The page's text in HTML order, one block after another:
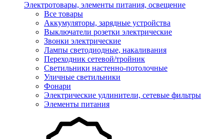
Электротовары, элементы питания, освещение
Все товары
Аккумуляторы, зарядные устройства
Выключатели розетки электрические
Звонки электрические
Лампы светодиодные, накаливания
Переходник сетевой/тройник
Светильники настенно-потолочные
Уличные светильники
Фонари
Электрические удлинители, сетевые фильтры
Элементы питания